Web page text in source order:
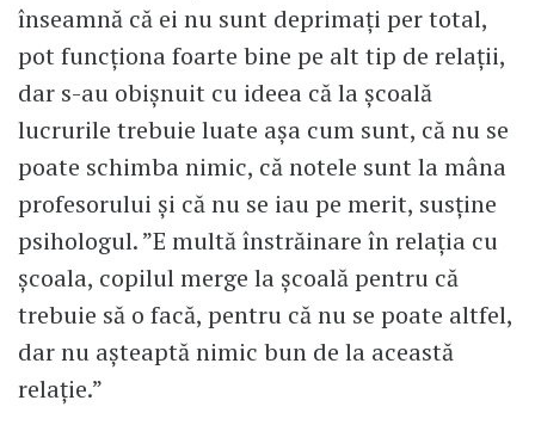
înseamnă că ei nu sunt deprimați per total,
pot funcționa foarte bine pe alt tip de relații,
dar s-au obișnuit cu ideea că la școală
lucrurile trebuie luate așa cum sunt, că nu se
poate schimba nimic, că notele sunt la mâna
profesorului și că nu se iau pe merit, susține
psihologul. ”E multă înstrăinare în relația cu
școala, copilul merge la școală pentru că
trebuie să o facă, pentru că nu se poate altfel,
dar nu așteaptă nimic bun de la această
relație.”